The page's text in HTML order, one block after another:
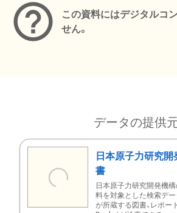
この資料にはデジタルコ
せん。
データの提供
日本原子力研究
書
日本原子力研究開発機
料を対象とした検索デ
が所蔵する図書、レポート